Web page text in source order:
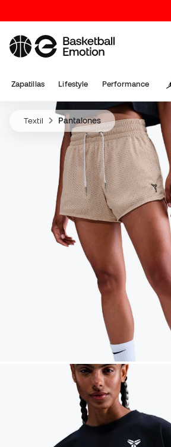
Zapatillas Lifestyle Performance
Textil Pantalones